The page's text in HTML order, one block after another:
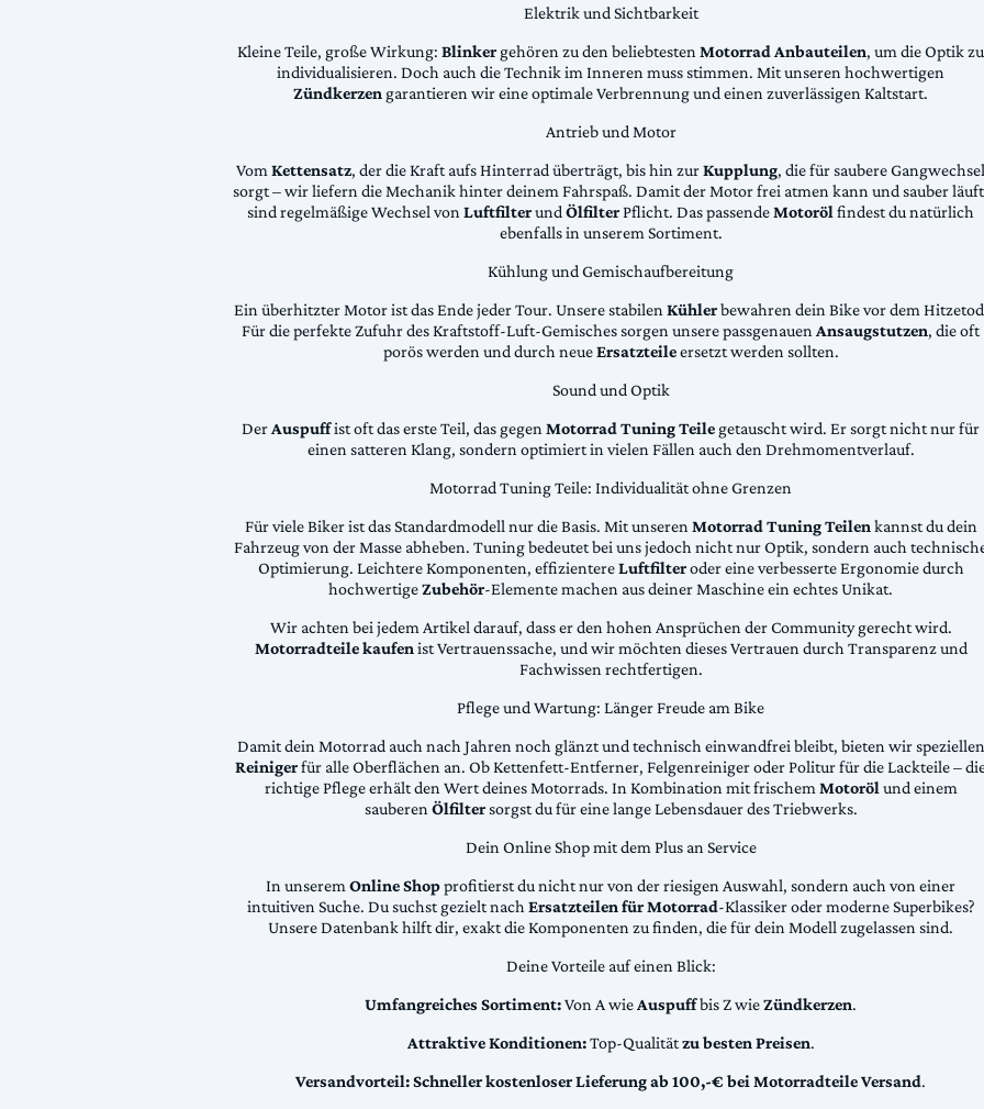
Elektrik und Sichtbarkeit
Kleine Teile, große Wirkung: Blinker gehören zu den beliebtestenMotorrad Anbauteilen, um die Optik zu
individualisieren. Doch auch die Technik im Inneren muss stimmen. Mit unseren hochwertigen
Zündkerzen garantieren wir eine optimale Verbrennung und einen zuverlässigen Kaltstart.
Antrieb und Motor
VomKettensatz, der die Kraft aufs Hinterrad überträgt, bis hin zurKupplung, die für saubere Gangwechsel
sorgt – wir liefern die Mechanik hinter deinem Fahrspaß. Damit der Motor frei atmen kann und sauber
sind regelmäßige Wechsel vonLuftfilterundÖlfilterPflicht. Das passendeMotorölfindest du natürlich
ebenfalls in unserem Sortiment.
Kühlung und Gemischaufbereitung
Ein überhitzter Motor ist das Ende jeder Tour. Unsere stabilenKühlerbewahren dein Bike vor dem
Für die perfekte Zufuhr des Kraftstoff-Luft-Gemisches sorgen unsere passgenauenAnsaugstutzen, die oft
porös werden und durch neueErsatzteileersetzt werden sollten.
Sound und Optik
DerAuspuffist oft das erste Teil, das gegenMotorrad Tuning Teile getauscht wird. Er sorgt nicht nur für
einen satteren Klang, sondern optimiert in vielen Fällen auch den Drehmomentverlauf.
Motorrad Tuning Teile: Individualität ohne Grenzen
Für viele Biker ist das Standardmodell nur die Basis. Mit unserenMotorrad Tuning Teilenkannst du dein
Fahrzeug von der Masse abheben. Tuning bedeutet bei uns jedoch nicht nur Optik, sondern auch
Optimierung. Leichtere Komponenten, effizientereLuftfilteroder eine verbesserte Ergonomie durch
hochwertigeZubehör-Elemente machen aus deiner Maschine ein echtes Unikat.
Wir achten bei jedem Artikel darauf, dass er den hohen Ansprüchen der Community gerecht wird.
Motorradteile kaufenist Vertrauenssache, und wir möchten dieses Vertrauen durch Transparenz und
Fachwissen rechtfertigen.
Pflege und Wartung: Länger Freude am Bike
Damit dein Motorrad auch nach Jahren noch glänzt und technisch einwandfrei bleibt, bieten wir speziellen
Reinigerfür alle Oberflächen an. Ob Kettenfett-Entferner, Felgenreiniger oder Politur für die Lackteile –
richtige Pflege erhält den Wert deines Motorrads. In Kombination mit frischemMotorölund einem
sauberenÖlfiltersorgst du für eine lange Lebensdauer des Triebwerks.
Dein Online Shop mit dem Plus an Service
In unseremOnline Shopprofitierst du nicht nur von der riesigen Auswahl, sondern auch von einer
intuitiven Suche. Du suchst gezielt nachErsatzteilen für Motorrad-Klassiker oder moderne Superbikes?
Unsere Datenbank hilft dir, exakt die Komponenten zu finden, die für dein Modell zugelassen sind.
Deine Vorteile auf einen Blick:
Umfangreiches Sortiment:Von A wieAuspuffbis Z wieZündkerzen.
Attraktive Konditionen:Top-Qualitätzu besten Preisen.
Versandvorteil:Schneller kostenloser Lieferung ab 100,-€ bei Motorradteile Versand.